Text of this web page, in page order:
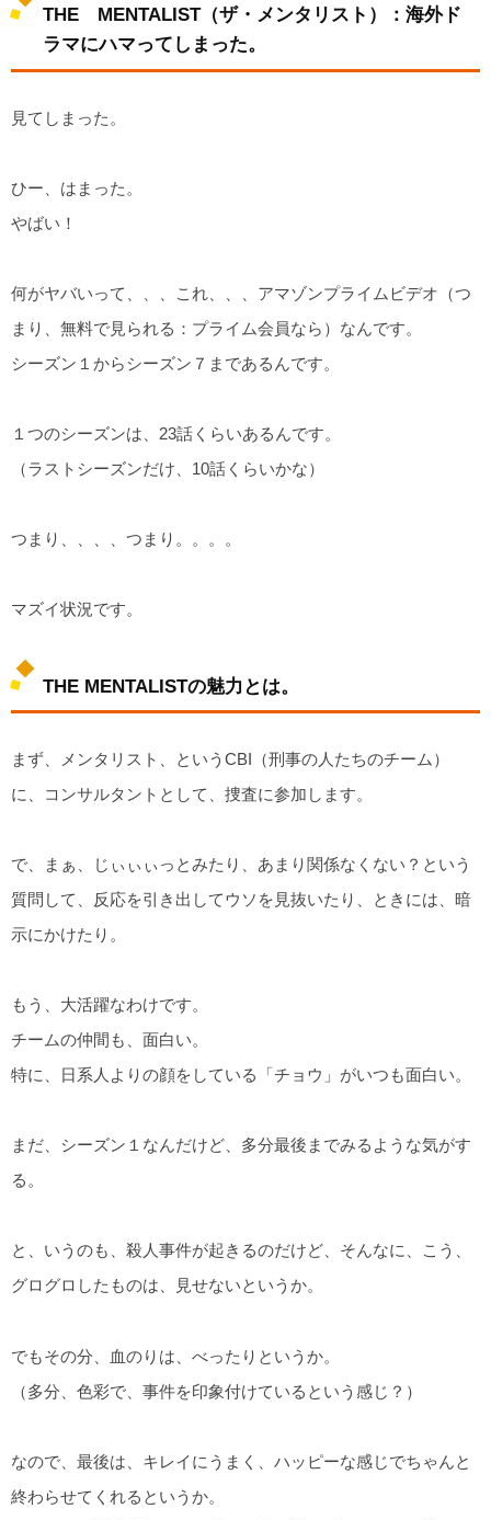
THE MENTALIST（ザ・メンタリスト）：海外ド
ラマにハマってしまった。
見てしまった。
ひー、はまった。
やばい！
何がヤバいって、、、これ、、、アマゾンプライムビデオ（つ
まり、無料で見られる：プライム会員なら）なんです。
シーズン１からシーズン７まであるんです。
１つのシーズンは、23話くらいあるんです。
（ラストシーズンだけ、10話くらいかな）
つまり、、、、つまり。。。。
マズイ状況です。
THE MENTALISTの魅力とは。
まず、メンタリスト、というCBI（刑事の人たちのチーム）
に、コンサルタントとして、捜査に参加します。
で、まぁ、じぃぃぃっとみたり、あまり関係なくない？という
質問して、反応を引き出してウソを見抜いたり、ときには、暗
示にかけたり。
もう、大活躍なわけです。
チームの仲間も、面白い。
特に、日系人よりの顔をしている「チョウ」がいつも面白い。
まだ、シーズン１なんだけど、多分最後までみるような気がす
る。
と、いうのも、殺人事件が起きるのだけど、そんなに、こう、
グログロしたものは、見せないというか。
でもその分、血のりは、べったりというか。
（多分、色彩で、事件を印象付けているという感じ？）
なので、最後は、キレイにうまく、ハッピーな感じでちゃんと
終わらせてくれるというか。